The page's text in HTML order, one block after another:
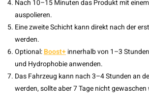
Nach 10–15 Minuten das Produkt mit
auspolieren.
Eine zweite Schicht kann direkt nach der
werden.
Optional:Boost+innerhalb von 1–3
und Hydrophobie anwenden.
Das Fahrzeug kann nach 3–4 Stunden an
werden, sollte aber 7 Tage nicht gewaschen